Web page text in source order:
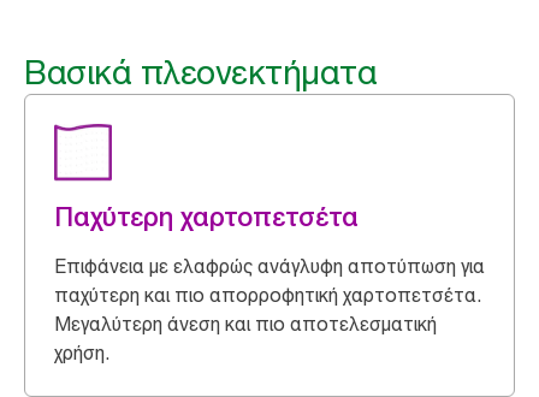
Βασικά πλεονεκτήματα
Παχύτερη χαρτοπετσέτα
Επιφάνεια με ελαφρώς ανάγλυφη αποτύπωση για
παχύτερη και πιο απορροφητική χαρτοπετσέτα.
Μεγαλύτερη άνεση και πιο αποτελεσματική
χρήση.